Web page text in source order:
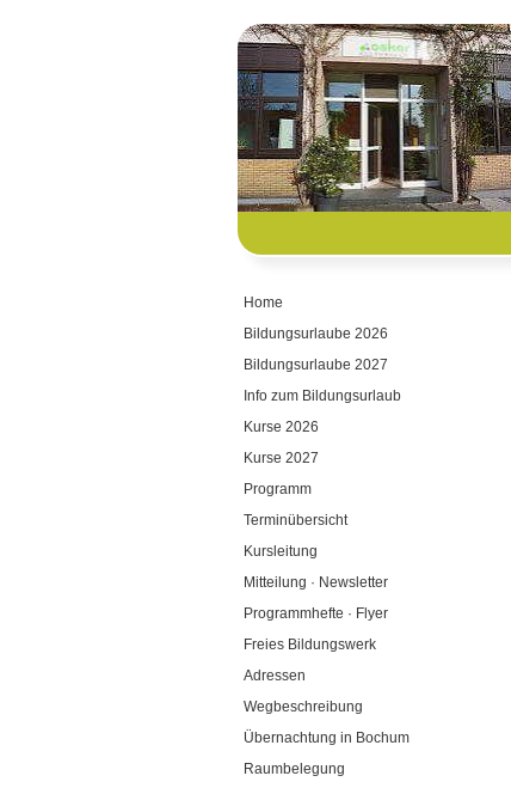
Home
Bildungsurlaube 2026
Bildungsurlaube 2027
Info zum Bildungsurlaub
Kurse 2026
Kurse 2027
Programm
Terminübersicht
Kursleitung
Mitteilung · Newsletter
Programmhefte · Flyer
Freies Bildungswerk
Adressen
Wegbeschreibung
Übernachtung in Bochum
Raumbelegung